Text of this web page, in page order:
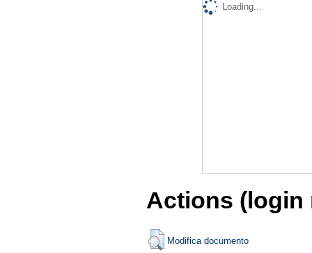
Loading...
Actions (login
Modifica documento